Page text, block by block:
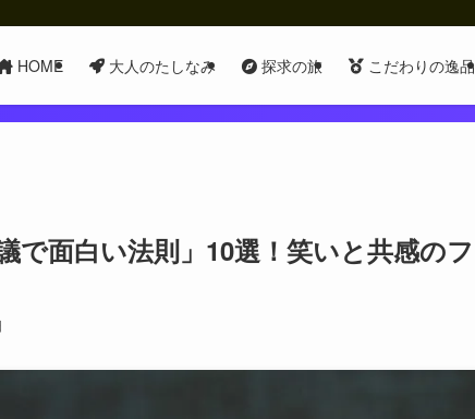
HOME 大人のたしなみ 探求の旅 こだわりの逸品
で面白い法則」10選！笑いと共感のフ